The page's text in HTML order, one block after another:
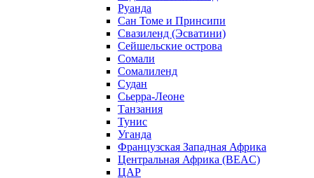
Руанда
Сан Томе и Принсипи
Свазиленд (Эсватини)
Сейшельские острова
Сомали
Сомалиленд
Судан
Сьерра-Леоне
Танзания
Тунис
Уганда
Французская Западная Африка
Центральная Африка (BEAC)
ЦАР